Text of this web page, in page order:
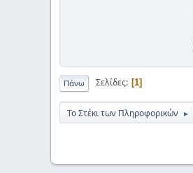
Πάνω Σελίδες 1
Το Στέκι των Πληροφορικών ►